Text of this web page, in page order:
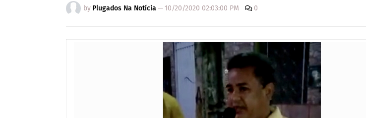
by Plugados Na Notícia — 10/20/2020 02:03:00 PM 0